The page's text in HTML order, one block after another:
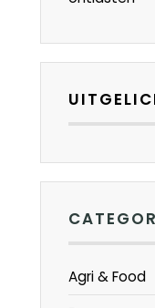
Agri & Food